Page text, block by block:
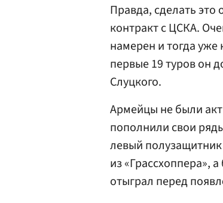
Правда, сделать это
контракт с ЦСКА.
намерен и тогда уже
первые 19 туров он
Слуцкого.
Армейцы не были
пополнили свои
левый полузащитник
из «Грассхоппера»,
отыграл перед